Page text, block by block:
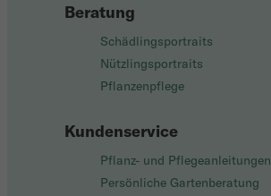
Beratung
Schädlingsportraits
Nützlingsportraits
Pflanzenpflege
Kundenservice
Pflanz- und Pflegeanleitungen
Persönliche Gartenberatung